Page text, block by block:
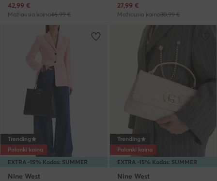
Dabartinė kaina
42,99 €
Mažiausia kaina46,99 €
Dabartinė kaina
27,99 €
Mažiausia kaina30,99 €
EXTRA -15% Kodas: SUMMER
Trending
Palanki kaina
Nine West
EXTRA -15% Kodas: SUMMER
Trending
Palanki kaina
Nine West